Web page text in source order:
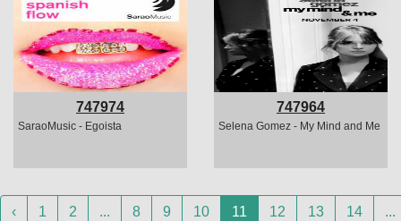
747974
SaraoMusic - Egoista
747964
Selena Gomez - My Mind and Me
‹ 1 2 ... 8 9 10 11 12 13 14 ...